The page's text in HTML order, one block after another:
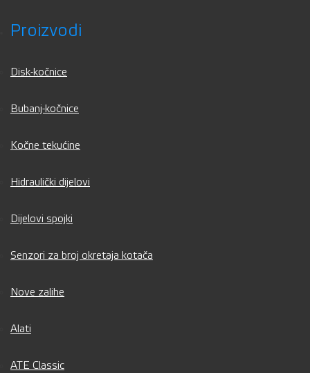
Proizvodi
Disk-kočnice
Bubanj-kočnice
Kočne tekućine
Hidraulički dijelovi
Dijelovi spojki
Senzori za broj okretaja kotača
Nove zalihe
Alati
ATE Classic